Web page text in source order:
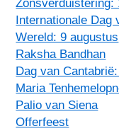
Zonsverduistering:
Internationale Dag
Wereld: 9 augustus
Raksha Bandhan
Dag van
Maria
Palio van Siena
Offerfeest